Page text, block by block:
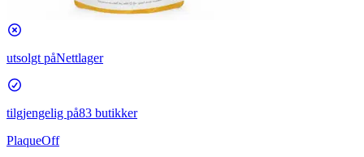
utsolgt påNettlager
tilgjengelig på83 butikker
PlaqueOff